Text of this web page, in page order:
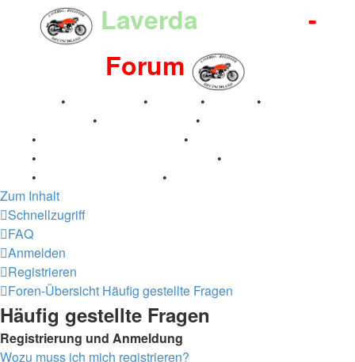
Laverda
-
Forum
• • •
•
• •
• •
• •
•
•
Zum Inhalt
Schnellzugriff
FAQ
Anmelden
Registrieren
Foren-Übersicht Häufig gestellte Fragen
Häufig gestellte Fragen
Registrierung und Anmeldung
Wozu muss ich mich registrieren?